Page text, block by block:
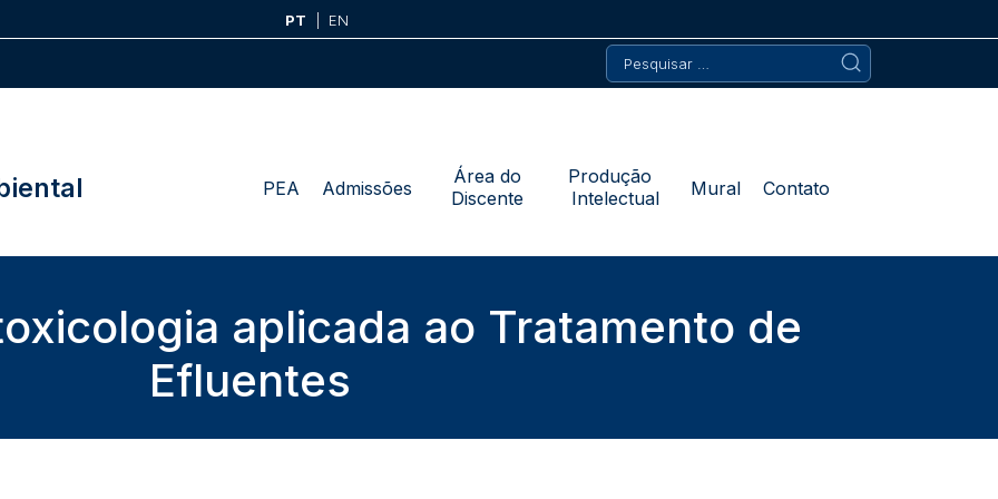
PT
EN
Pesquisar
por:
PEA Admissões
Área do
Discente
Produção
Intelectual
Mural Contato
aplicada ao Tratamento de
Efluentes